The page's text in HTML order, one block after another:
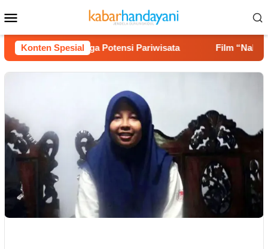
ke
kontenMobile
Konten Spesial
Jalan hingga Potensi Pariwisata Film “Nalar”